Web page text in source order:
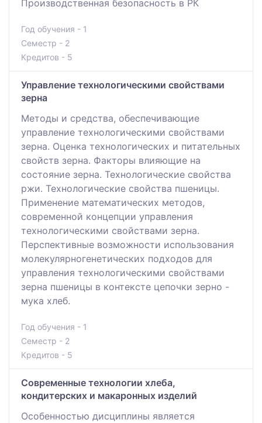
Производственная безопасность в РК
Год обучения - 1
Семестр - 2
Кредитов - 5
Управление технологическими свойствами
зерна
Методы и средства, обеспечивающие
управление технологическими свойствами
зерна. Оценка технологических и питательных
свойств зерна. Факторы влияющие на
состояние зерна. Технологические свойства
ржи. Технологические свойства пшеницы.
Применение математических методов,
современной концепции управления
технологическими свойствами зерна.
Перспективные возможности использования
молекулярногенетических подходов для
управления технологическими свойствами
зерна пшеницы в контексте цепочки зерно -
мука хлеб.
Год обучения - 1
Семестр - 2
Кредитов - 5
Современные технологии хлеба,
кондитерских и макаронных изделий
Особенностью дисциплины является